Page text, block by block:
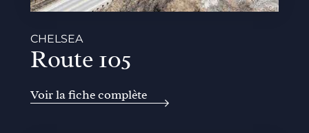
CHELSEA
Route 105
Voir la fiche complète